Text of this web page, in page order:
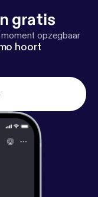
gratis
moment opzegbaar
hoort